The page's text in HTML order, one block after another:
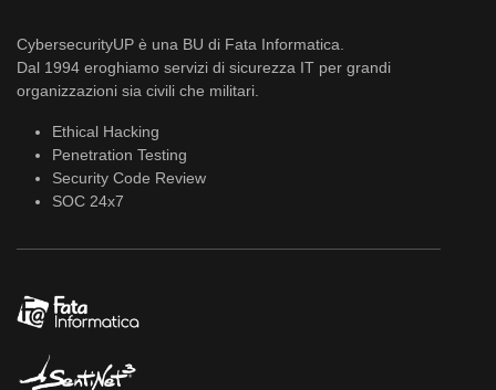
CybersecurityUP è una BU di Fata Informatica.
Dal 1994 eroghiamo servizi di sicurezza IT per grandi
organizzazioni sia civili che militari.
Ethical Hacking
Penetration Testing
Security Code Review
SOC 24x7